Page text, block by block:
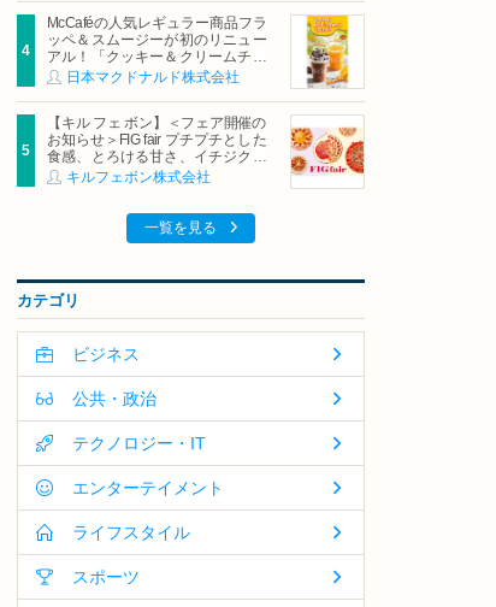
McCaféの人気レギュラー商品フラ
ッペ＆スムージーが初のリニュー
アル！「クッキー＆クリームチョ
コフラッペ」「マンゴースムージ
ー」8月5日（水）から販売開始
日本マクドナルド株式会社
【キル フェ ボン】＜フェア開催の
お知らせ＞FIG fair プチプチとした
食感、とろける甘さ、イチジクの
魅力をたっぷりと。新作を含め、
イチジク尽くしの全4種が登場8月
キルフェボン株式会社
一覧を見る
カテゴリ
ビジネス
公共・政治
テクノロジー・IT
エンターテイメント
ライフスタイル
スポーツ